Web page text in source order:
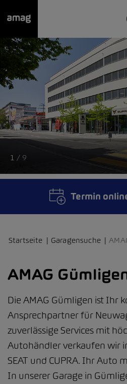
wurde als Ihre
Startseite Garagensuche
AMAG
Die AMAG Gümligen ist Ihr
Ansprechpartner für
zuverlässige Services mit
Autohändler verkaufen wir
SEAT und CUPRA. Ihr Auto
In unserer Garage in
1 / 9
Termin